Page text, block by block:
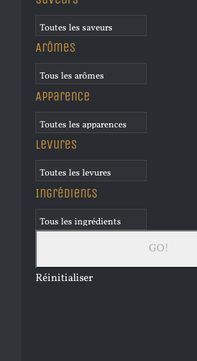
Arômes
Apparence
Levures
Ingrédients
Réinitialiser